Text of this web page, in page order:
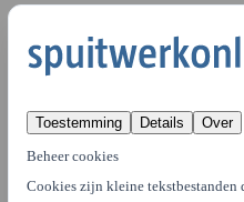
Toestemming Details Over
Beheer cookies
Cookies zijn kleine tekstbestanden